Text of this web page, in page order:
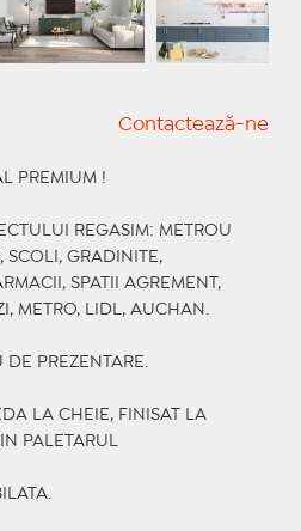
Contactează-ne
PREMIUM !
REGASIM: METROU
SCOLI, GRADINITE,
SPATII AGREMENT,
METRO, LIDL, AUCHAN.
PREZENTARE.
LA CHEIE, FINISAT LA
PALETARUL